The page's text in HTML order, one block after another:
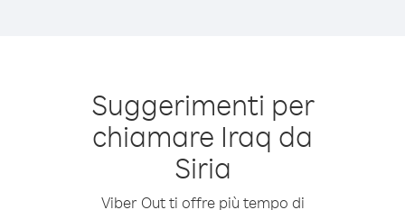
Suggerimenti per
chiamare Iraq da
Siria
Viber Out ti offre più tempo di